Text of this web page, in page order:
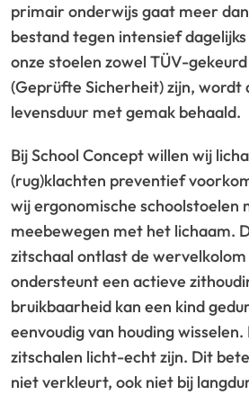
primair onderwijs gaat meer
bestand tegen intensief
onze stoelen zowel TÜV-
(Geprüfte Sicherheit) zijn, wordt
levensduur met gemak behaald.
Bij School Concept willen wij
(rug)klachten preventief
wij ergonomische schoolstoelen
meebewegen met het lichaam.
zitschaal ontlast de
ondersteunt een actieve
bruikbaarheid kan een kind
eenvoudig van houding
zitschalen licht-echt zijn. Dit
niet verkleurt, ook niet bij